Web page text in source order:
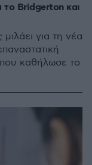
το Bridgerton και
για τη νέα
καθήλωσε το